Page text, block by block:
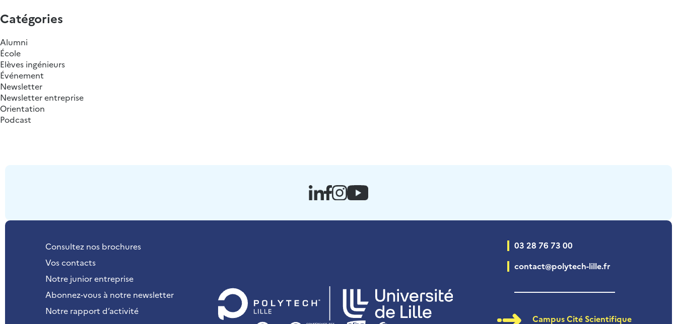
Catégories
Alumni
École
Elèves ingénieurs
Événement
Newsletter
Newsletter entreprise
Orientation
Podcast
Consultez nos brochures
Vos contacts
Notre junior entreprise
Abonnez-vous à notre newsletter
Notre rapport d’activité
03 28 76 73 00
contact@polytech-lille.fr
Campus Cité Scientifique